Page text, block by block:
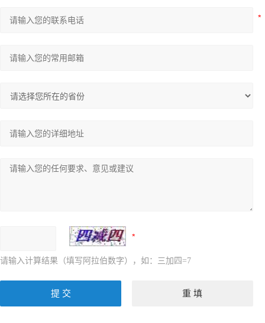
请输入计算结果（填写阿拉伯数字），如：三加四=7